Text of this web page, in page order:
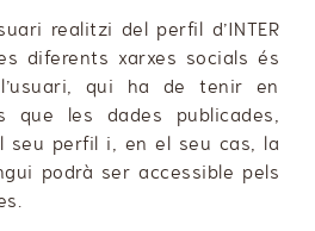
realitzi del perfil d’INTER
diferents xarxes socials és
qui ha de tenir en
les dades publicades,
seu perfil i, en el seu cas, la
podrà ser accessible pels